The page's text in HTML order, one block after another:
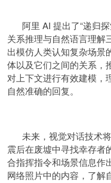
阿里 AI 提出了“递归
关系推理与自然语言理解
出模仿人类认知复杂场景
体以及它们之间的关系，
对上下文进行有效建模，
自然准确的回复。
未来，视觉对话技术
震后在废墟中寻找幸存者
合指挥指令和场景信息作
网络照片中的内容，了解